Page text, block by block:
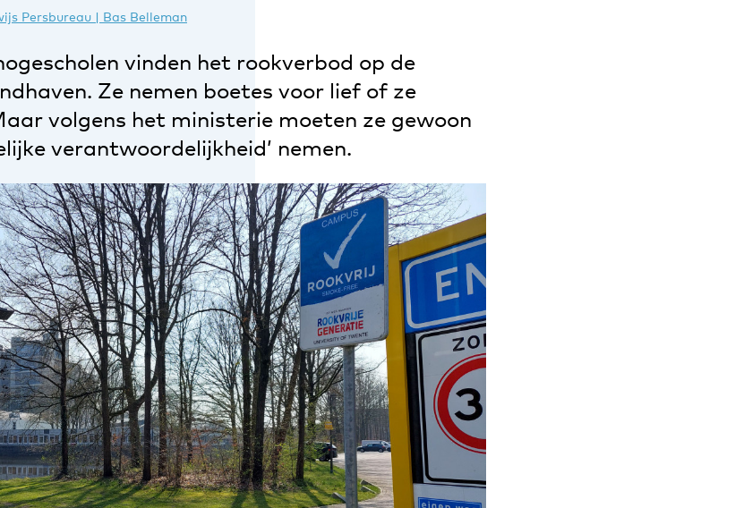
Persbureau | Bas Belleman
vinden het rookverbod op de
Ze nemen boetes voor lief of ze
volgens het ministerie moeten ze gewoon
verantwoordelijkheid’ nemen.